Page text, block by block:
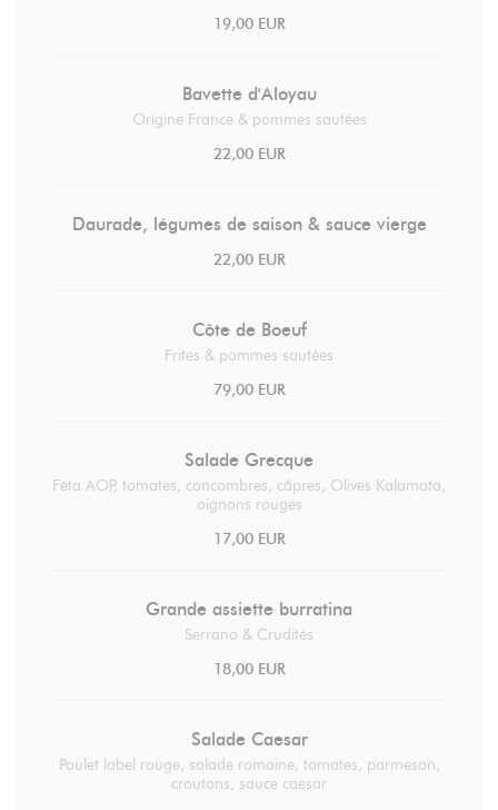
19,00 EUR
Bavette d'Aloyau
Origine France & pommes sautées
22,00 EUR
Daurade, légumes de saison & sauce vierge
22,00 EUR
Côte de Boeuf
Frites & pommes sautées
79,00 EUR
Salade Grecque
Féta AOP, tomates, concombres, câpres, Olives Kalamata,
oignons rouges
17,00 EUR
Grande assiette burratina
Serrano & Crudités
18,00 EUR
Salade Caesar
Poulet label rouge, salade romaine, tomates, parmesan,
croutons, sauce caesar